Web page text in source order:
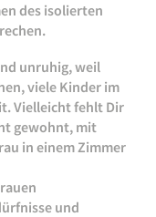
des isolierten
unruhig, weil
viele Kinder im
Vielleicht fehlt Dir
gewohnt, mit
in einem Zimmer
und